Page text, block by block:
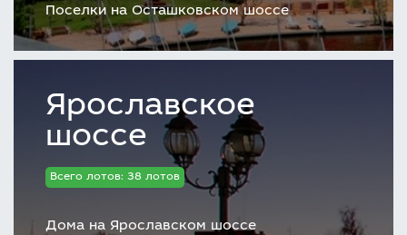
Поселки на Осташковском шоссе
Ярославское
шоссе
Всего лотов: 38 лотов
Дома на Ярославском шоссе